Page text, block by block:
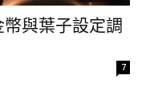
與葉子設定調
7